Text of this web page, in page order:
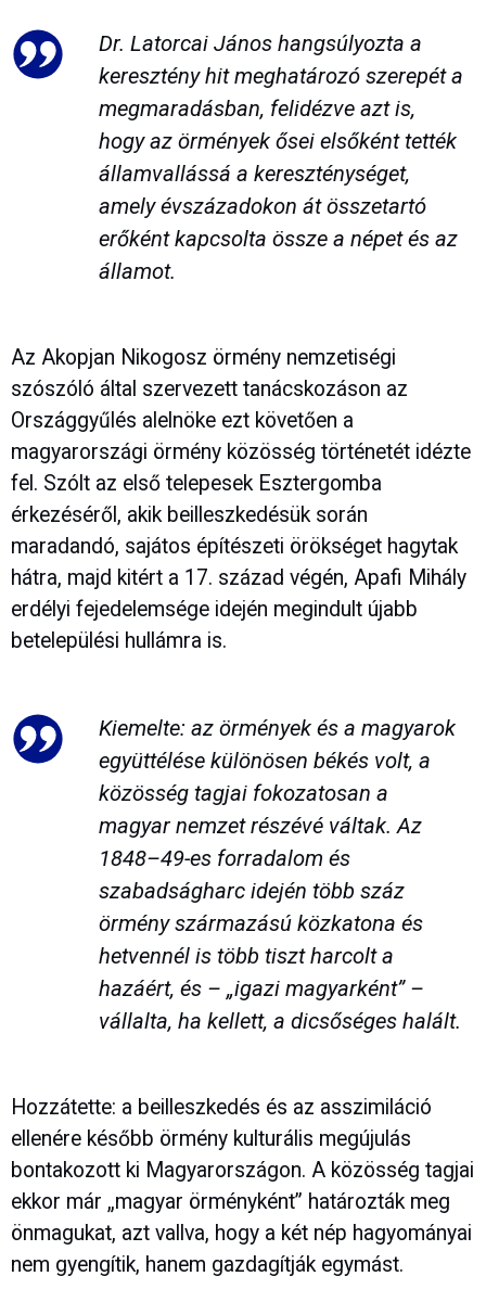
Dr. Latorcai János hangsúlyozta a
keresztény hit meghatározó szerepét a
megmaradásban, felidézve azt is,
hogy az örmények ősei elsőként tették
államvallássá a kereszténységet,
amely évszázadokon át összetartó
erőként kapcsolta össze a népet és az
államot.
Az Akopjan Nikogosz örmény nemzetiségi
szószóló által szervezett tanácskozáson az
Országgyűlés alelnöke ezt követően a
magyarországi örmény közösség történetét idézte
fel. Szólt az első telepesek Esztergomba
érkezéséről, akik beilleszkedésük során
maradandó, sajátos építészeti örökséget hagytak
hátra, majd kitért a 17. század végén, Apafi Mihály
erdélyi fejedelemsége idején megindult újabb
betelepülési hullámra is.
Kiemelte: az örmények és a magyarok
együttélése különösen békés volt, a
közösség tagjai fokozatosan a
magyar nemzet részévé váltak. Az
1848–49-es forradalom és
szabadságharc idején több száz
örmény származású közkatona és
hetvennél is több tiszt harcolt a
hazáért, és – „igazi magyarként” –
vállalta, ha kellett, a dicsőséges halált.
Hozzátette: a beilleszkedés és az asszimiláció
ellenére később örmény kulturális megújulás
bontakozott ki Magyarországon. A közösség tagjai
ekkor már „magyar örményként” határozták meg
önmagukat, azt vallva, hogy a két nép hagyományai
nem gyengítik, hanem gazdagítják egymást.